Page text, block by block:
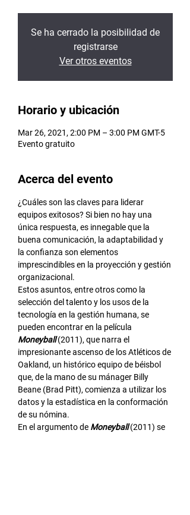
Se ha cerrado la posibilidad de
registrarse
Ver otros eventos
Horario y ubicación
Mar 26, 2021, 2:00 PM – 3:00 PM GMT-5
Evento gratuito
Acerca del evento
¿Cuáles son las claves para liderar
equipos exitosos? Si bien no hay una
única respuesta, es innegable que la
buena comunicación, la adaptabilidad y
la confianza son elementos
imprescindibles en la proyección y gestión
organizacional.
Estos asuntos, entre otros como la
selección del talento y los usos de la
tecnología en la gestión humana, se
pueden encontrar en la película
Moneyball (2011), que narra el
impresionante ascenso de los Atléticos de
Oakland, un histórico equipo de béisbol
que, de la mano de su mánager Billy
Beane (Brad Pitt), comienza a utilizar los
datos y la estadística en la conformación
de su nómina.
En el argumento de Moneyball (2011) se